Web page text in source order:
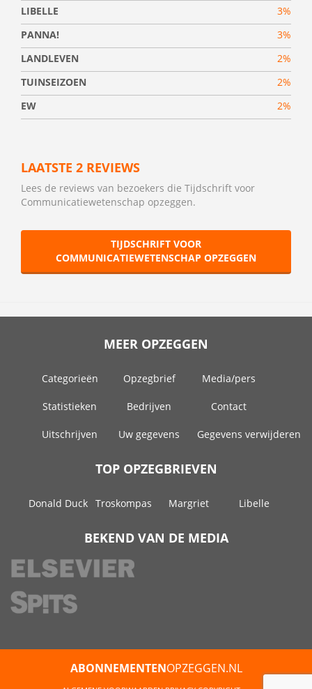
LIBELLE
3%
PANNA!
3%
LANDLEVEN
2%
TUINSEIZOEN
2%
EW
2%
LAATSTE 2 REVIEWS
Lees de reviews van bezoekers die Tijdschrift voor
Communicatiewetenschap opzeggen.
TIJDSCHRIFT VOOR
COMMUNICATIEWETENSCHAP OPZEGGEN
MEER OPZEGGEN
Categorieën Opzegbrief Media/pers
Statistieken Bedrijven Contact
Uitschrijven Uw gegevens Gegevens verwijderen
TOP OPZEGBRIEVEN
Donald Duck Troskompas Margriet Libelle
BEKEND VAN DE MEDIA
ABONNEMENTENOPZEGGEN.NL